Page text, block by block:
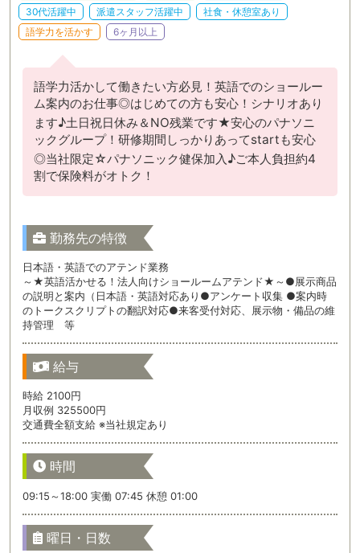
30代活躍中
派遣スタッフ活躍中
社食・休憩室あり
語学力を活かす
6ヶ月以上
語学力活かして働きたい方必見！英語でのショールー
ム案内のお仕事◎はじめての方も安心！シナリオあり
ます♪土日祝日休み＆NO残業です★安心のパナソニ
ックグループ！研修期間しっかりあってstartも安心
◎当社限定☆パナソニック健保加入♪ご本人負担約4
割で保険料がオトク！
勤務先の特徴
日本語・英語でのアテンド業務
～★英語活かせる！法人向けショールームアテンド★～●展示商品
の説明と案内（日本語・英語対応あり●アンケート収集 ●案内時
のトークスクリプトの翻訳対応●来客受付対応、展示物・備品の維
持管理 等
給与
時給 2100円
月収例 325500円
交通費全額支給 ※当社規定あり
時間
09:15～18:00 実働 07:45 休憩 01:00
曜日・日数